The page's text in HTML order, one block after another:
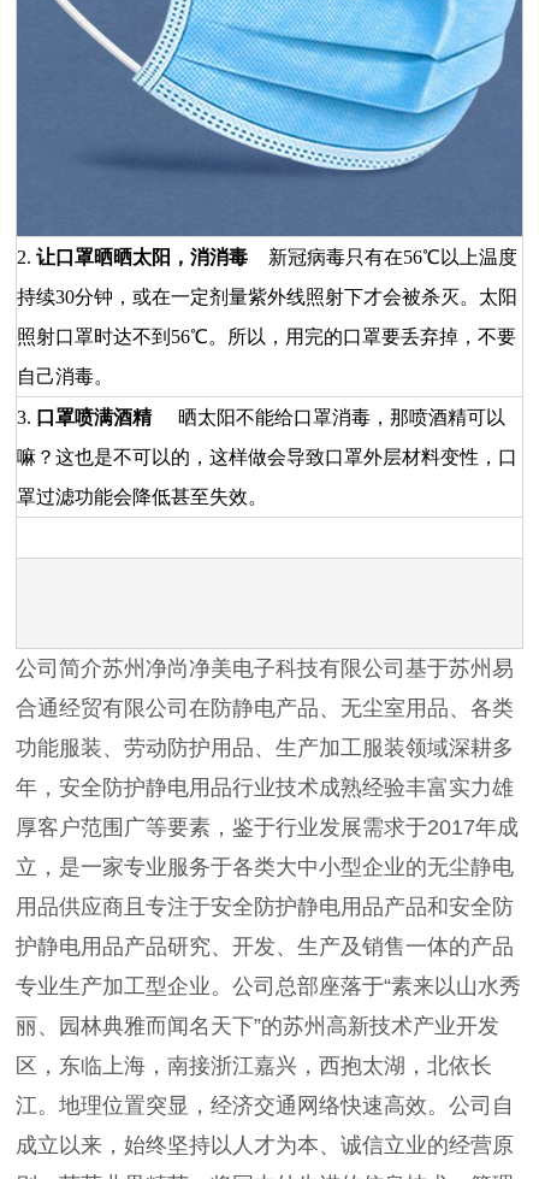
2.让口罩晒晒太阳，消消毒 新冠病毒只有在56℃以上温度
持续30分钟，或在一定剂量紫外线照射下才会被杀灭。太阳
照射口罩时达不到56℃。所以，用完的口罩要丢弃掉，不要
自己消毒。
3. 口罩喷满酒精
晒太阳不能给口罩消毒，那喷酒精可以
嘛？这也是不可以的，这样做会导致口罩外层材料变性，口
罩过滤功能会降低甚至失效。
公司简介苏州净尚净美电子科技有限公司基于苏州易
合通经贸有限公司在防静电产品、无尘室用品、各类
功能服装、劳动防护用品、生产加工服装领域深耕多
年，安全防护静电用品行业技术成熟经验丰富实力雄
厚客户范围广等要素，鉴于行业发展需求于2017年成
立，是一家专业服务于各类大中小型企业的无尘静电
用品供应商且专注于安全防护静电用品产品和安全防
护静电用品产品研究、开发、生产及销售一体的产品
专业生产加工型企业。公司总部座落于“素来以山水秀
丽、园林典雅而闻名天下”的苏州高新技术产业开发
区，东临上海，南接浙江嘉兴，西抱太湖，北依长
江。地理位置突显，经济交通网络快速高效。公司自
成立以来，始终坚持以人才为本、诚信立业的经营原